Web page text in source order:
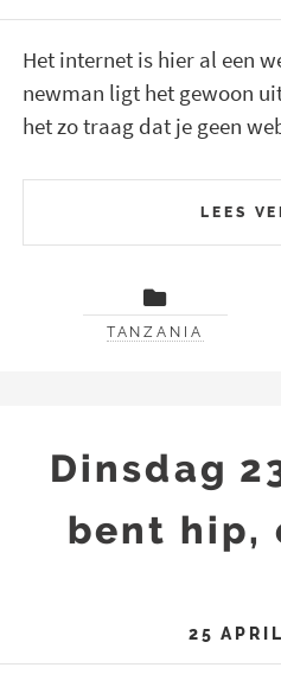
Het internet is hier al een
newman ligt het gewoon
het zo traag dat je geen
LEES
TANZANIA
Dinsdag
bent hip,
25